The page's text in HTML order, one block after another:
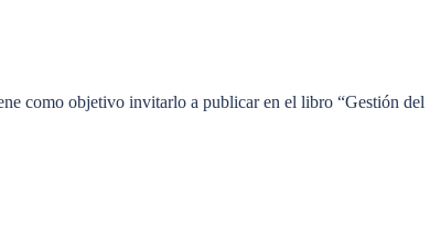
como objetivo invitarlo a publicar en el libro “Gestión del